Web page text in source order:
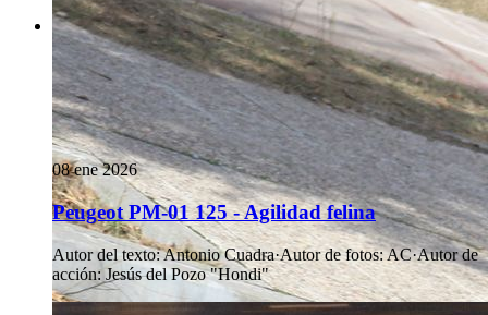
08 ene 2026
Peugeot PM-01 125 - Agilidad felina
Autor del texto:Antonio Cuadra·Autor de fotos:AC·Autor de
acción: Jesús del Pozo "Hondi"